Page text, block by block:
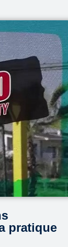
pratique